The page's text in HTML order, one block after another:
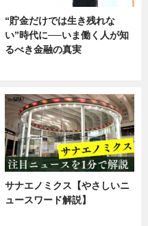
“貯金だけでは生き残れな
い”時代に──いま働く人が知
るべき金融の真実
サナエノミクス【やさしいニ
ュースワード解説】